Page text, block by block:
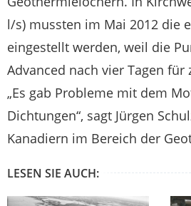
l/s) mussten im Mai 2012 die
eingestellt werden, weil die
Advanced nach vier Tagen
„Es gab Probleme mit dem
Dichtungen“, sagt Jürgen
Kanadiern im Bereich der
LESEN SIE AUCH: